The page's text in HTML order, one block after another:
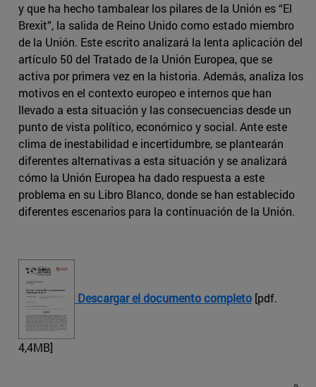
y que ha hecho tambalear los pilares de la Unión es “El
Brexit”, la salida de Reino Unido como estado miembro
de la Unión. Este escrito analizará la lenta aplicación del
artículo 50 del Tratado de la Unión Europea, que se
activa por primera vez en la historia. Además, analiza los
motivos en el contexto europeo e internos que han
llevado a esta situación y las consecuencias desde un
punto de vista político, económico y social. Ante este
clima de inestabilidad e incertidumbre, se plantearán
diferentes alternativas a esta situación y se analizará
cómo la Unión Europea ha dado respuesta a este
problema en su Libro Blanco, donde se han establecido
diferentes escenarios para la continuación de la Unión.
Descargar el documento completo [pdf.
4,4MB]